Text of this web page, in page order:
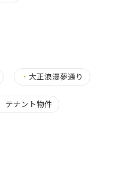
・ 大正浪漫夢通り
テナント物件